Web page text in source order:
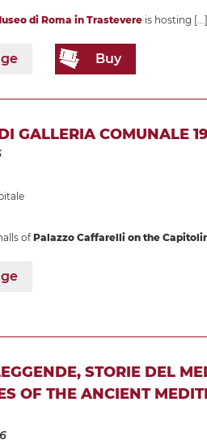
di Roma in Trastevere is hosting [...]
Buy
GALLERIA COMUNALE
ofPalazzo Caffarelli on the
STORIE DEL
OF THE ANCIENT